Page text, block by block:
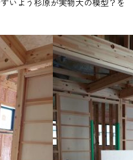
いよう杉原が実物大の模型？を